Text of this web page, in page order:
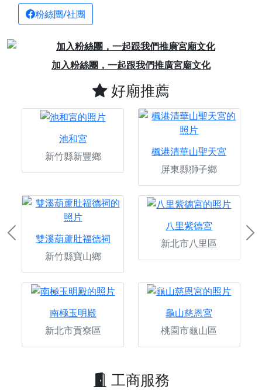
粉絲團/社團
加入粉絲團，一起跟我們推廣宮廟文化
Previous
好廟推薦
池和宮
新竹縣新豐鄉
楓港清華山聖天宮
屏東縣獅子鄉
雙溪葫蘆肚福德祠
新竹縣寶山鄉
八里紫德宮
新北市八里區
南極玉明殿
新北市貢寮區
龜山慈恩宮
桃園市龜山區
Previous
工商服務